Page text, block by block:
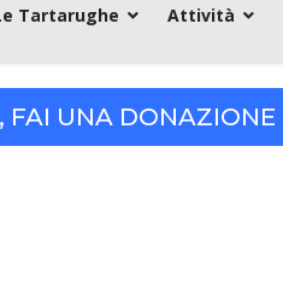
Tartarughe Attività
FAI UNA DONAZIONE